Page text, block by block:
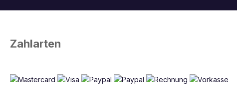
Zahlarten